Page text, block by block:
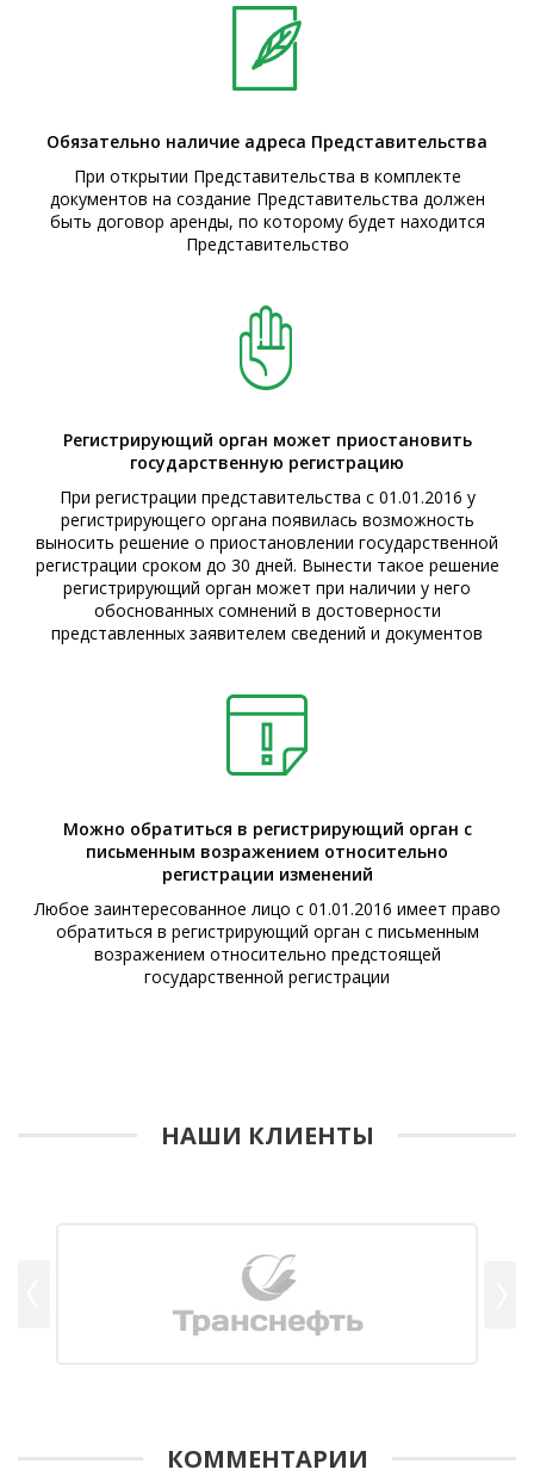
Обязательно наличие адреса Представительства
При открытии Представительства в комплекте
документов на создание Представительства должен
быть договор аренды, по которому будет находится
Представительство
Регистрирующий орган может приостановить
государственную регистрацию
При регистрации представительства с 01.01.2016 у
регистрирующего органа появилась возможность
выносить решение о приостановлении государственной
регистрации сроком до 30 дней. Вынести такое решение
регистрирующий орган может при наличии у него
обоснованных сомнений в достоверности
представленных заявителем сведений и документов
Можно обратиться в регистрирующий орган с
письменным возражением относительно
регистрации изменений
Любое заинтересованное лицо с 01.01.2016 имеет право
обратиться в регистрирующий орган с письменным
возражением относительно предстоящей
государственной регистрации
НАШИ КЛИЕНТЫ
КОММЕНТАРИИ